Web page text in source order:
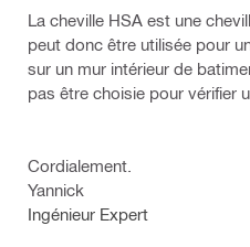
La cheville HSA est une
peut donc être utilisée pour
sur un mur intérieur de
pas être choisie pour vérifier
Cordialement.
Yannick
Ingénieur Expert